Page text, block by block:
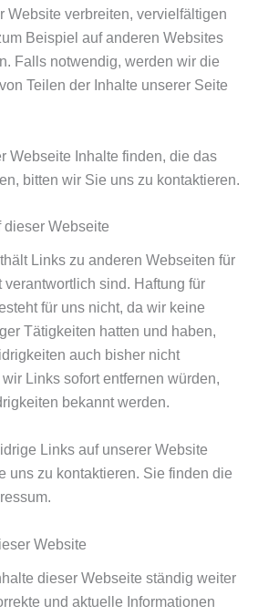
Website verbreiten, vervielfältigen
Beispiel auf anderen Websites
Falls notwendig, werden wir die
Teilen der Inhalte unserer Seite
Webseite Inhalte finden, die das
bitten wir Sie uns zu kontaktieren.
dieser Webseite
Links zu anderen Webseiten für
sind. Haftung für
für uns nicht, da wir keine
Tätigkeiten hatten und haben,
auch bisher nicht
Links sofort entfernen würden,
bekannt werden.
Links auf unserer Website
uns zu kontaktieren. Sie finden die
Website
dieser Webseite ständig weiter
und aktuelle Informationen